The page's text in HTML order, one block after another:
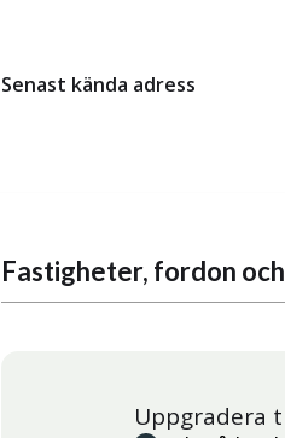
Senast kända adress
Fastigheter, fordon
Uppgradera